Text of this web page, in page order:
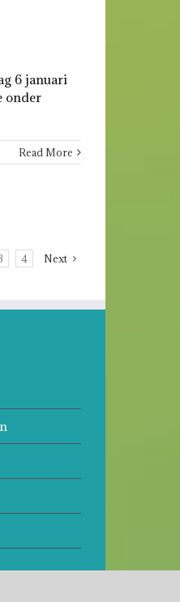
6 januari
onder
Read More
4 Next